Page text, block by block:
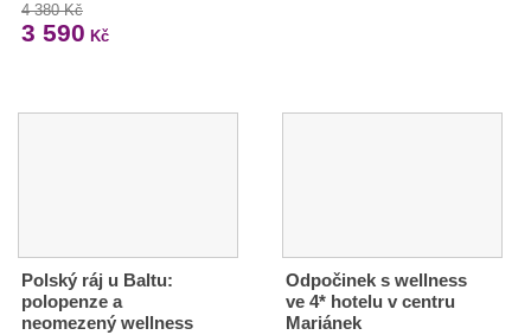
4 380 Kč
3 590 Kč
Polský ráj u Baltu:
polopenze a
neomezený wellness
Odpočinek s wellness
ve 4* hotelu v centru
Mariánek